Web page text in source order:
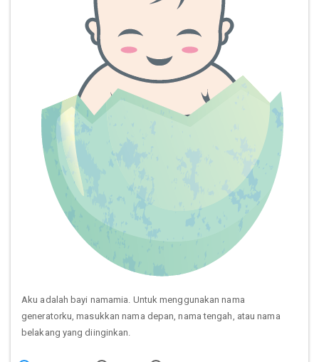
Aku adalah bayi namamia. Untuk menggunakan nama
generatorku, masukkan nama depan, nama tengah, atau nama
belakang yang diinginkan.